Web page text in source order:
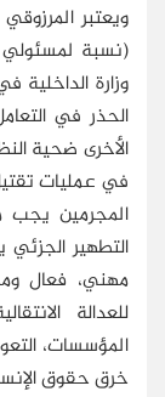
ويعتبر
(نسبة
وزارة
الحذر في
الأخرى ضحية
في عمليات
المجرمين يجب
التطهير
مهني، فعال
للعدالة
المؤسسات،
خرق حقوق